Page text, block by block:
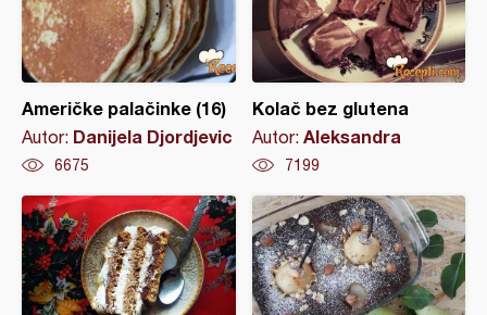
Američke palačinke (16)
Autor: Danijela Djordjevic
6675
Kolač bez glutena
Autor: Aleksandra
7199